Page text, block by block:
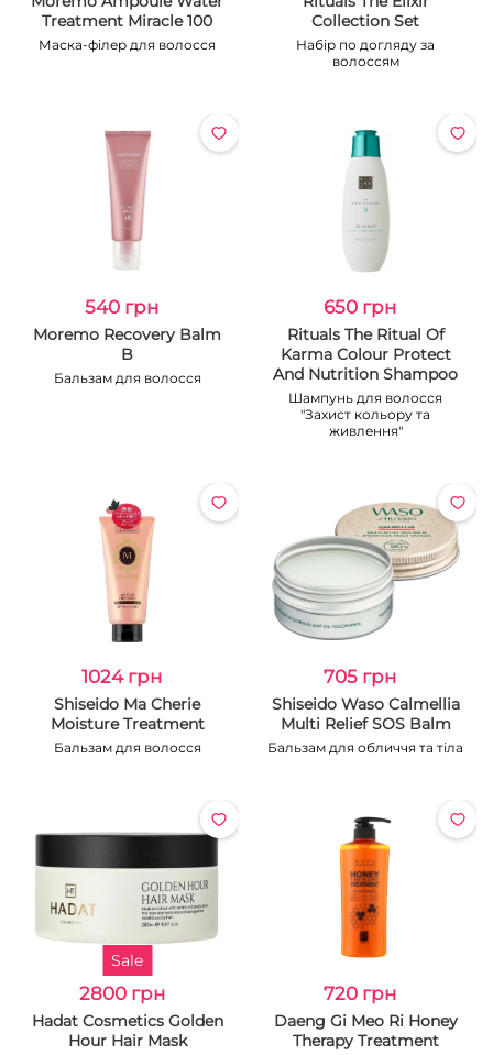
Treatment Miracle 100
Маска-філер для волосся
Collection Set
Набір по догляду за
волоссям
540 грн
Moremo Recovery Balm
B
Бальзам для волосся
650 грн
Rituals The Ritual Of
Karma Colour Protect
And Nutrition Shampoo
Шампунь для волосся
"Захист кольору та
живлення"
1024 грн
Shiseido Ma Cherie
Moisture Treatment
Бальзам для волосся
705 грн
Shiseido Waso Calmellia
Multi Relief SOS Balm
Бальзам для обличчя та тіла
Sale
2800 грн
Hadat Cosmetics Golden
Hour Hair Mask
720 грн
Daeng Gi Meo Ri Honey
Therapy Treatment